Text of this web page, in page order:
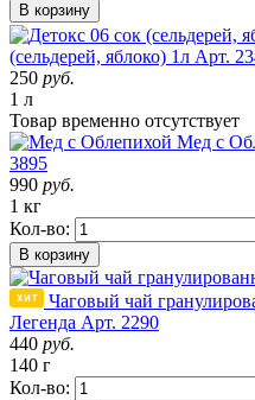
В корзину
(сельдерей, яблоко) 1л Арт.
250 руб.
1 л
Товар временно отсутствует
Мед с
3895
990 руб.
1 кг
Кол-во:
В корзину
Чаговый чай
Легенда Арт. 2290
440 руб.
140 г
Кол-во: